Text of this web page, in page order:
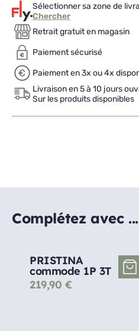
Sélectionner sa zone de
Chercher
Retrait gratuit en magasin
Paiement sécurisé
Paiement en 3x ou 4x
Livraison en 5 à 10 jours
Sur les produits disponibles
Complétez avec ...
PRISTINA
commode 1P 3T
219,90 €